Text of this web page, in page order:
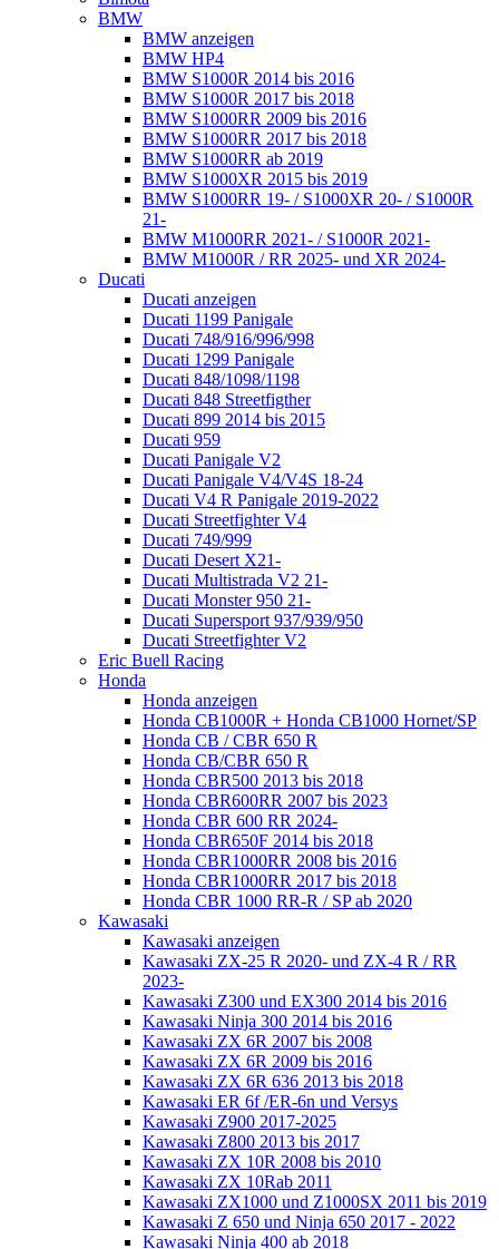
BMW
BMW anzeigen
BMW HP4
BMW S1000R 2014 bis 2016
BMW S1000R 2017 bis 2018
BMW S1000RR 2009 bis 2016
BMW S1000RR 2017 bis 2018
BMW S1000RR ab 2019
BMW S1000XR 2015 bis 2019
BMW S1000RR 19- / S1000XR 20- / S1000R
21-
BMW M1000RR 2021- / S1000R 2021-
BMW M1000R / RR 2025- und XR 2024-
Ducati
Ducati anzeigen
Ducati 1199 Panigale
Ducati 748/916/996/998
Ducati 1299 Panigale
Ducati 848/1098/1198
Ducati 848 Streetfigther
Ducati 899 2014 bis 2015
Ducati 959
Ducati Panigale V2
Ducati Panigale V4/V4S 18-24
Ducati V4 R Panigale 2019-2022
Ducati Streetfighter V4
Ducati 749/999
Ducati Desert X21-
Ducati Multistrada V2 21-
Ducati Monster 950 21-
Ducati Supersport 937/939/950
Ducati Streetfighter V2
Eric Buell Racing
Honda
Honda anzeigen
Honda CB1000R + Honda CB1000 Hornet/SP
Honda CB / CBR 650 R
Honda CB/CBR 650 R
Honda CBR500 2013 bis 2018
Honda CBR600RR 2007 bis 2023
Honda CBR 600 RR 2024-
Honda CBR650F 2014 bis 2018
Honda CBR1000RR 2008 bis 2016
Honda CBR1000RR 2017 bis 2018
Honda CBR 1000 RR-R / SP ab 2020
Kawasaki
Kawasaki anzeigen
Kawasaki ZX-25 R 2020- und ZX-4 R / RR
2023-
Kawasaki Z300 und EX300 2014 bis 2016
Kawasaki Ninja 300 2014 bis 2016
Kawasaki ZX 6R 2007 bis 2008
Kawasaki ZX 6R 2009 bis 2016
Kawasaki ZX 6R 636 2013 bis 2018
Kawasaki ER 6f /ER-6n und Versys
Kawasaki Z900 2017-2025
Kawasaki Z800 2013 bis 2017
Kawasaki ZX 10R 2008 bis 2010
Kawasaki ZX 10Rab 2011
Kawasaki ZX1000 und Z1000SX 2011 bis 2019
Kawasaki Z 650 und Ninja 650 2017 - 2022
Kawasaki Ninja 400 ab 2018